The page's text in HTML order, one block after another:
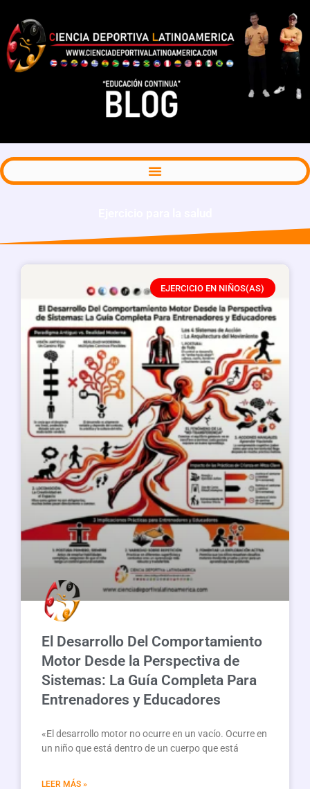
EJERCICIO EN NIÑOS(AS)
El Desarrollo Del Comportamiento
Motor Desde la Perspectiva de
Sistemas: La Guía Completa Para
Entrenadores y Educadores
«El desarrollo motor no ocurre en un vacío. Ocurre en
un niño que está dentro de un cuerpo que está
LEER MÁS »